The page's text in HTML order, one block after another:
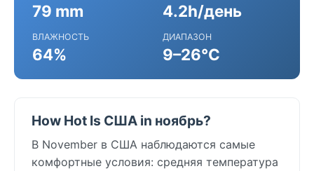
79 mm 4.2h/день
ВЛАЖНОСТЬ
64%
ДИАПАЗОН
9–26°C
How Hot Is США in ноябрь?
В November в США наблюдаются самые
комфортные условия: средняя температура